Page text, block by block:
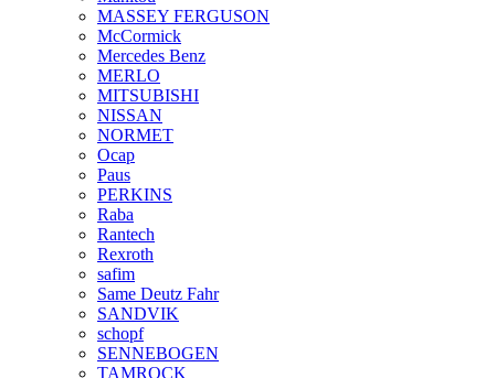
MASSEY FERGUSON
McCormick
Mercedes Benz
MERLO
MITSUBISHI
NISSAN
NORMET
Ocap
Paus
PERKINS
Raba
Rantech
Rexroth
safim
Same Deutz Fahr
SANDVIK
schopf
SENNEBOGEN
TAMROCK